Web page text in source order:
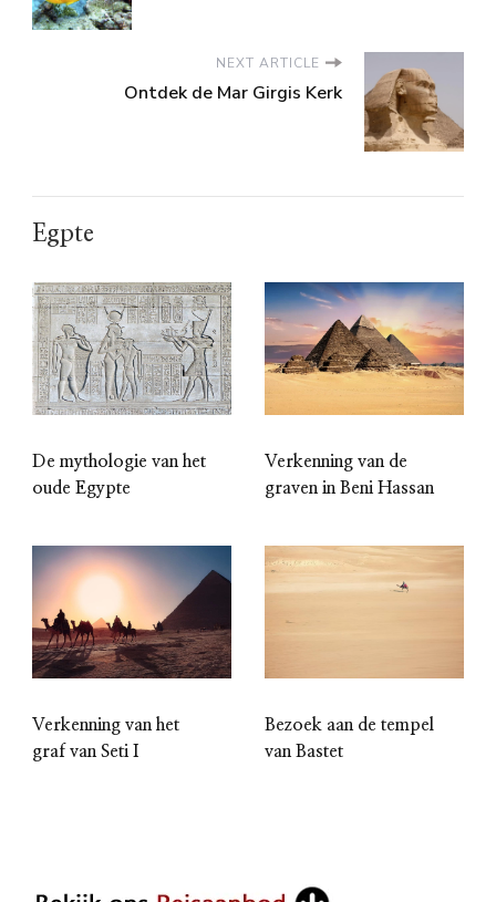
NEXT ARTICLE
Ontdek de Mar Girgis Kerk
Egpte
De mythologie van het
oude Egypte
Verkenning van de
graven in Beni Hassan
Verkenning van het
graf van Seti I
Bezoek aan de tempel
van Bastet